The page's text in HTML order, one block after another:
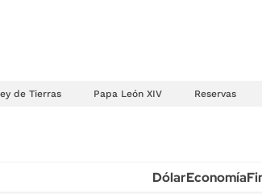
de Tierras Papa León XIV Reservas
DólarEconomía